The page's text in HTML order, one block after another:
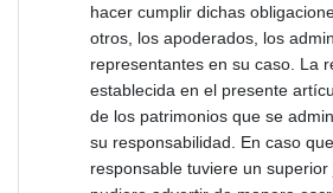
hacer cumplir dichas
otros, los apoderados, los
representantes en su caso. La
establecida en el presente
de los patrimonios que se
su responsabilidad. En caso
responsable tuviere un